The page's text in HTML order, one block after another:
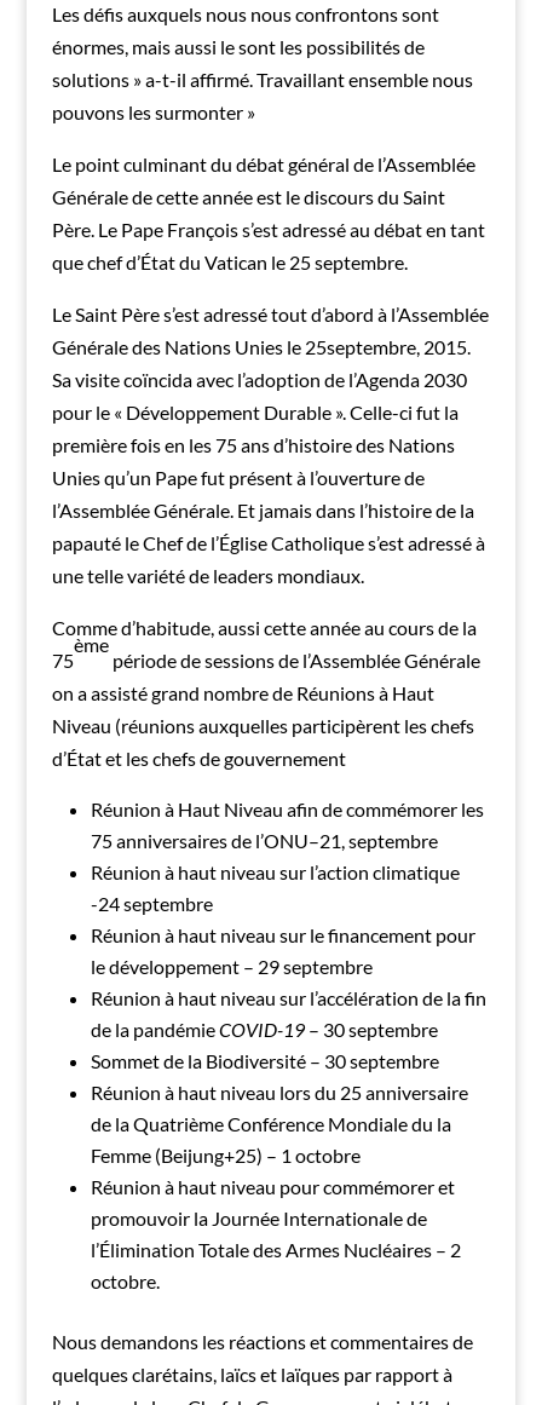
Les défis auxquels nous nous confrontons sont
énormes, mais aussi le sont les possibilités de
solutions » a-t-il affirmé. Travaillant ensemble nous
pouvons les surmonter »
Le point culminant du débat général de l’Assemblée
Générale de cette année est le discours du Saint
Père. Le Pape François s’est adressé au débat en tant
que chef d’État du Vatican le 25 septembre.
Le Saint Père s’est adressé tout d’abord à l’Assemblée
Générale des Nations Unies le 25septembre, 2015.
Sa visite coïncida avec l’adoption de l’Agenda 2030
pour le « Développement Durable ». Celle-ci fut la
première fois en les 75 ans d’histoire des Nations
Unies qu’un Pape fut présent à l’ouverture de
l’Assemblée Générale. Et jamais dans l’histoire de la
papauté le Chef de l’Église Catholique s’est adressé à
une telle variété de leaders mondiaux.
Comme d’habitude, aussi cette année au cours de la
75
ème
période de sessions de l’Assemblée Générale
on a assisté grand nombre de Réunions à Haut
Niveau (réunions auxquelles participèrent les chefs
d’État et les chefs de gouvernement
Réunion à Haut Niveau afin de commémorer les
75 anniversaires de l’ONU–21, septembre
Réunion à haut niveau sur l’action climatique
-24 septembre
Réunion à haut niveau sur le financement pour
le développement – 29 septembre
Réunion à haut niveau sur l’accélération de la fin
de la pandémieCOVID-19– 30 septembre
Sommet de la Biodiversité – 30 septembre
Réunion à haut niveau lors du 25 anniversaire
de la Quatrième Conférence Mondiale du la
Femme (Beijung+25) – 1 octobre
Réunion à haut niveau pour commémorer et
promouvoir la Journée Internationale de
l’Élimination Totale des Armes Nucléaires – 2
octobre.
Nous demandons les réactions et commentaires de
quelques clarétains, laïcs et laïques par rapport à